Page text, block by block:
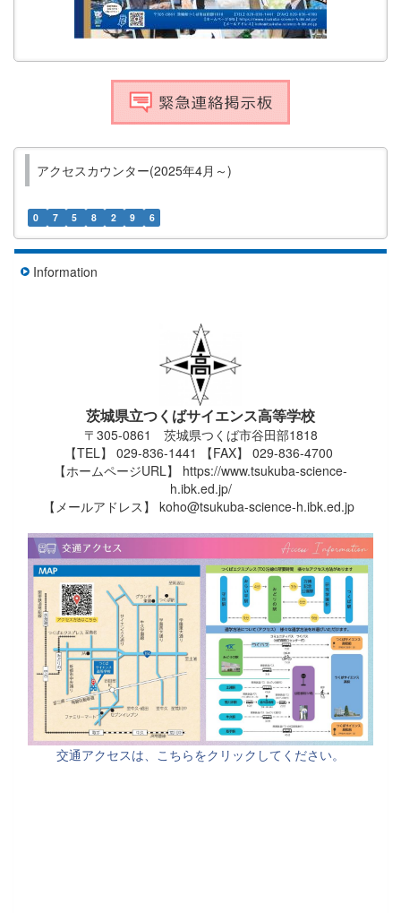
アクセスカウンター(2025年4月～)
0 7 5 8 2 9 6
Information
茨城県立つくばサイエンス高等学校
〒305-0861 茨城県つくば市谷田部1818
【TEL】 029-836-1441 【FAX】 029-836-4700
【ホームページURL】 https://www.tsukuba-science-
h.ibk.ed.jp/
【メールアドレス】 koho@tsukuba-science-h.ibk.ed.jp
交通アクセスは、こちらをクリックしてください。